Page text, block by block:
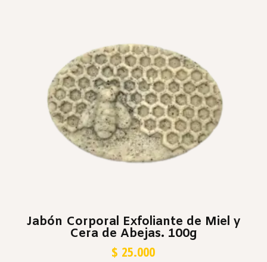
Jabón Corporal Exfoliante de Miel y
Cera de Abejas. 100g
$ 25.000